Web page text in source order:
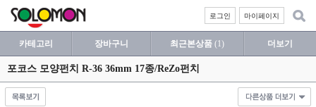
마이페이지
로그인
카테고리 장바구니 최근본상품 (1) 더보기
포코스 모양펀치 R-36 36mm 17종/ReZo펀치